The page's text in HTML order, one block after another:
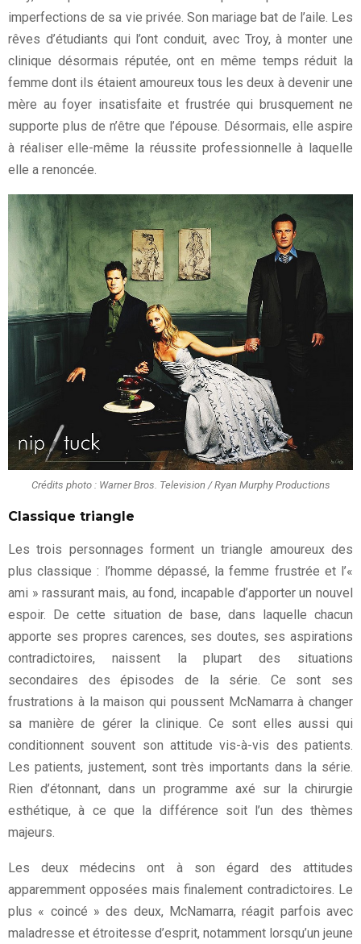
imperfections de sa vie privée. Son mariage bat de l’aile. Les
rêves d’étudiants qui l’ont conduit, avec Troy, à monter une
clinique désormais réputée, ont en même temps réduit la
femme dont ils étaient amoureux tous les deux à devenir une
mère au foyer insatisfaite et frustrée qui brusquement ne
supporte plus de n’être que l’épouse. Désormais, elle aspire
à réaliser elle-même la réussite professionnelle à laquelle
elle a renoncée.
Crédits photo : Warner Bros. Television / Ryan Murphy Productions
Classique triangle
Les trois personnages forment un triangle amoureux des
plus classique : l’homme dépassé, la femme frustrée et l’«
ami » rassurant mais, au fond, incapable d’apporter un nouvel
espoir. De cette situation de base, dans laquelle chacun
apporte ses propres carences, ses doutes, ses aspirations
contradictoires, naissent la plupart des situations
secondaires des épisodes de la série. Ce sont ses
frustrations à la maison qui poussent McNamarra à changer
sa manière de gérer la clinique. Ce sont elles aussi qui
conditionnent souvent son attitude vis-à-vis des patients.
Les patients, justement, sont très importants dans la série.
Rien d’étonnant, dans un programme axé sur la chirurgie
esthétique, à ce que la différence soit l’un des thèmes
majeurs.
Les deux médecins ont à son égard des attitudes
apparemment opposées mais finalement contradictoires. Le
plus « coincé » des deux, McNamarra, réagit parfois avec
maladresse et étroitesse d’esprit, notamment lorsqu’un jeune